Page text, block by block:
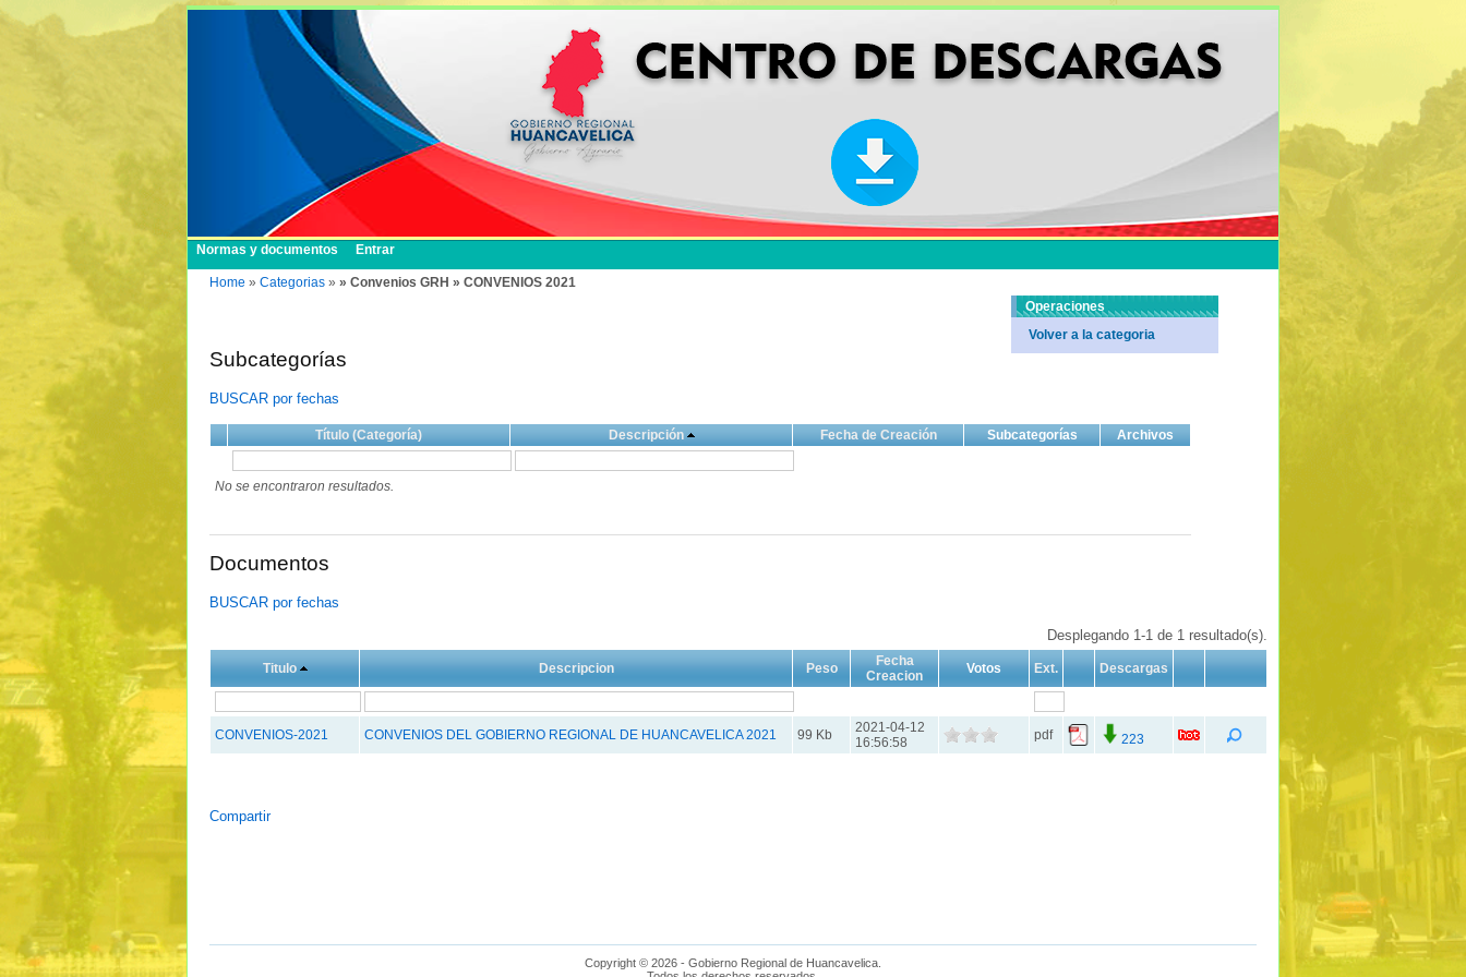
Normas y documentos Entrar
Home » Categorias » » Convenios GRH » CONVENIOS 2021
Subcategorías
BUSCAR por fechas
Título (Categoría) Descripción Fecha de Creación Subcategorías Archivos
No se encontraron resultados.
Documentos
BUSCAR por fechas
Desplegando 1-1 de 1 resultado(s).
Titulo Descripcion Peso
Fecha
Creacion
Votos Ext. Descargas
CONVENIOS-2021 CONVENIOS DEL GOBIERNO REGIONAL DE HUANCAVELICA 2021 99 Kb
2021-04-12
16:56:58
pdf 223
Compartir
Operaciones
Volver a la categoria
Copyright © 2026 - Gobierno Regional de Huancavelica.